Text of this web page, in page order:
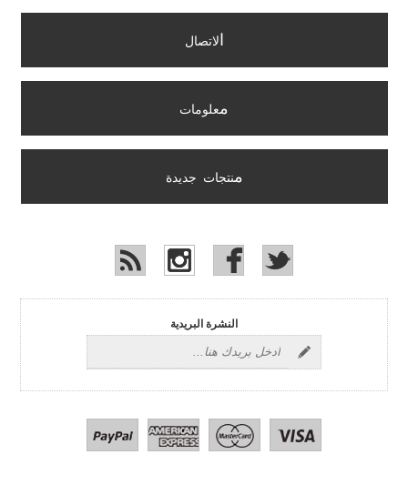
لاتصال
معلومات
منتجات جديدة
النشرة البريدية